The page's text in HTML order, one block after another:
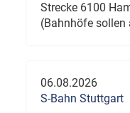
Strecke 6100
(Bahnhöfe
06.08.2026
S-Bahn Stuttgart